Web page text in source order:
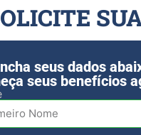
seus dados
seus benefícios